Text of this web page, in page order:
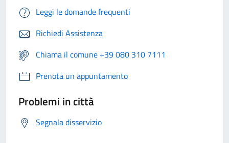
Leggi le domande frequenti
Richiedi Assistenza
Chiama il comune +39 080 310 7111
Prenota un appuntamento
Problemi in città
Segnala disservizio